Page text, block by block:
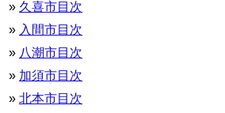
久喜市目次
入間市目次
八潮市目次
加須市目次
北本市目次